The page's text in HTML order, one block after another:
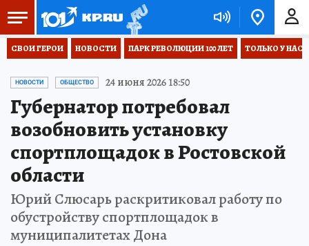
СВОИ ГЕРОИ НОВОСТИ ПАРК РЕВОЛЮЦИИ 100 ЛЕТ ТОЛЬКО У НАС
НОВОСТИ ОБЩЕСТВО 24 июня 2026 18:50
Губернатор потребовал
возобновить установку
спортплощадок в Ростовской
области
Юрий Слюсарь раскритиковал работу по
обустройству спортплощадок в
муниципалитетах Дона